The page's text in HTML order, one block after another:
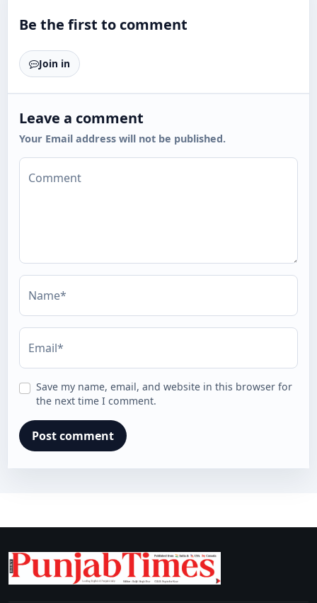
Be the first to comment
Join in
Leave a comment
Your Email address will not be published.
Comment
Name*
Email*
Save my name, email, and website in this browser for
the next time I comment.